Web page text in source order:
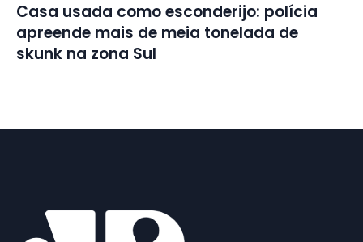
Casa usada como esconderijo: polícia
apreende mais de meia tonelada de
skunk na zona Sul